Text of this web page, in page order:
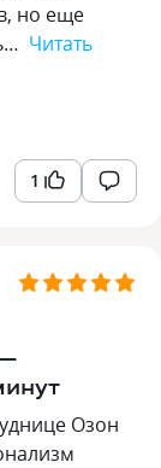
но еще
Читать
1
Озон